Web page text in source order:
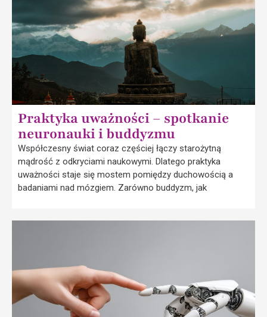
Praktyka uważności – spotkanie
neuronauki i buddyzmu
Współczesny świat coraz częściej łączy starożytną
mądrość z odkryciami naukowymi. Dlatego praktyka
uważności staje się mostem pomiędzy duchowością a
badaniami nad mózgiem. Zarówno buddyzm, jak